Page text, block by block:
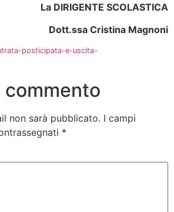
La DIRIGENTE SCOLASTICA
Dott.ssa Cristina Magnoni
posticipata-e-uscita-
commento
non sarà pubblicato. I campi
*